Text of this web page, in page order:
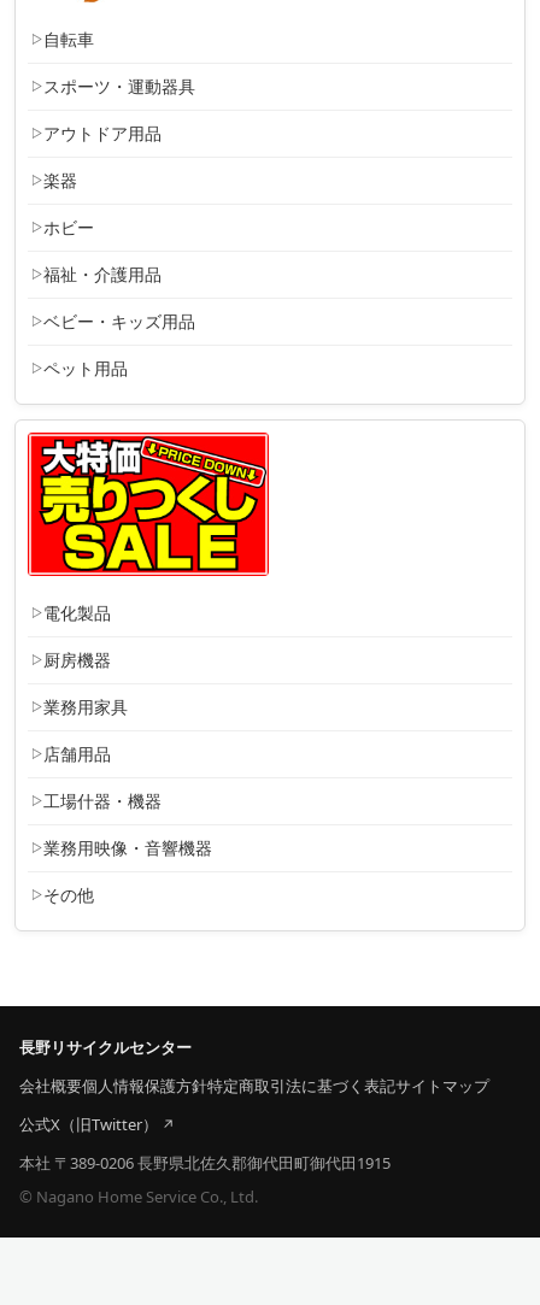
自転車
スポーツ・運動器具
アウトドア用品
楽器
ホビー
福祉・介護用品
ベビー・キッズ用品
ペット用品
電化製品
厨房機器
業務用家具
店舗用品
工場什器・機器
業務用映像・音響機器
その他
長野リサイクルセンター
会社概要個人情報保護方針特定商取引法に基づく表記サイトマップ
公式X（旧Twitter）
本社 〒389-0206 長野県北佐久郡御代田町御代田1915
© Nagano Home Service Co., Ltd.